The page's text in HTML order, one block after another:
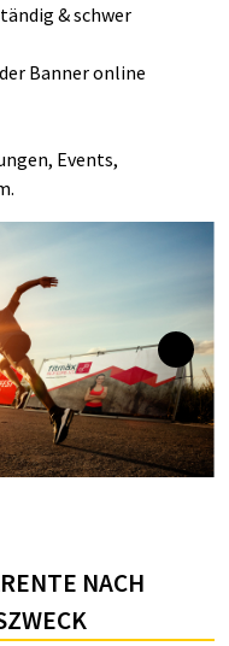
& schwer
Banner online
Events,
NACH